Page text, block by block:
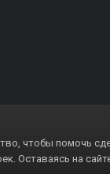
чтобы помочь
Оставаясь на